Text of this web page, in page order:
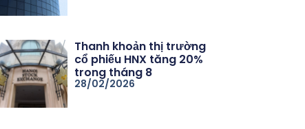
Thanh khoản thị trường
cổ phiếu HNX tăng 20%
trong tháng 8
28/02/2026